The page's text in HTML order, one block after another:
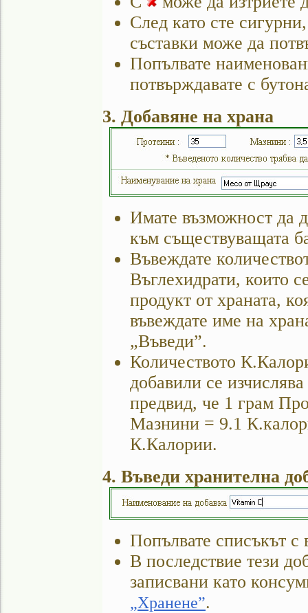
След като сте
съставки може да
Попълвате
потвърждавате с
3. Добавяне на храна
Имате възможност да
към съществуващата
Въвеждате
Въглехидрати, които
продукт от храната,
въвеждате име на
„Въведи”.
Количеството
добавили се
предвид, че 1 грам
Мазнини = 9.1
К.Калории.
4. Въведи хранителна
Попълвате списъкът
В последствие тези
записвани като
„Хранене”.